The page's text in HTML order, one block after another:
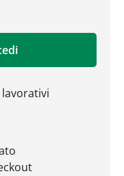
lavorativi